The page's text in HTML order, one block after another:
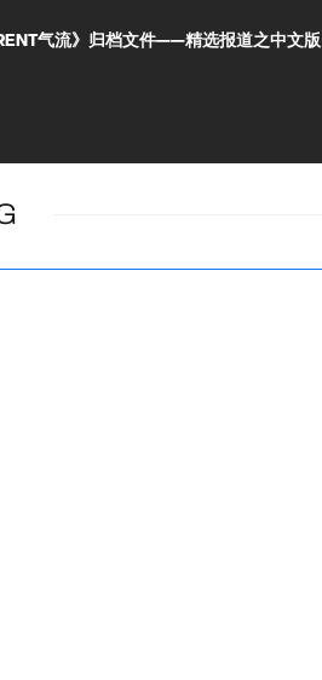
气流》归档文件——精选报道之中文版